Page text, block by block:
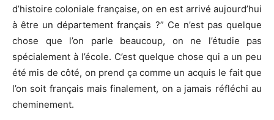
d’histoire coloniale française, on en est arrivé aujourd’hui
à être un département français ?” Ce n’est pas quelque
chose que l’on parle beaucoup, on ne l’étudie pas
spécialement à l’école. C’est quelque chose qui a un peu
été mis de côté, on prend ça comme un acquis le fait que
l’on soit français mais finalement, on a jamais réfléchi au
cheminement.